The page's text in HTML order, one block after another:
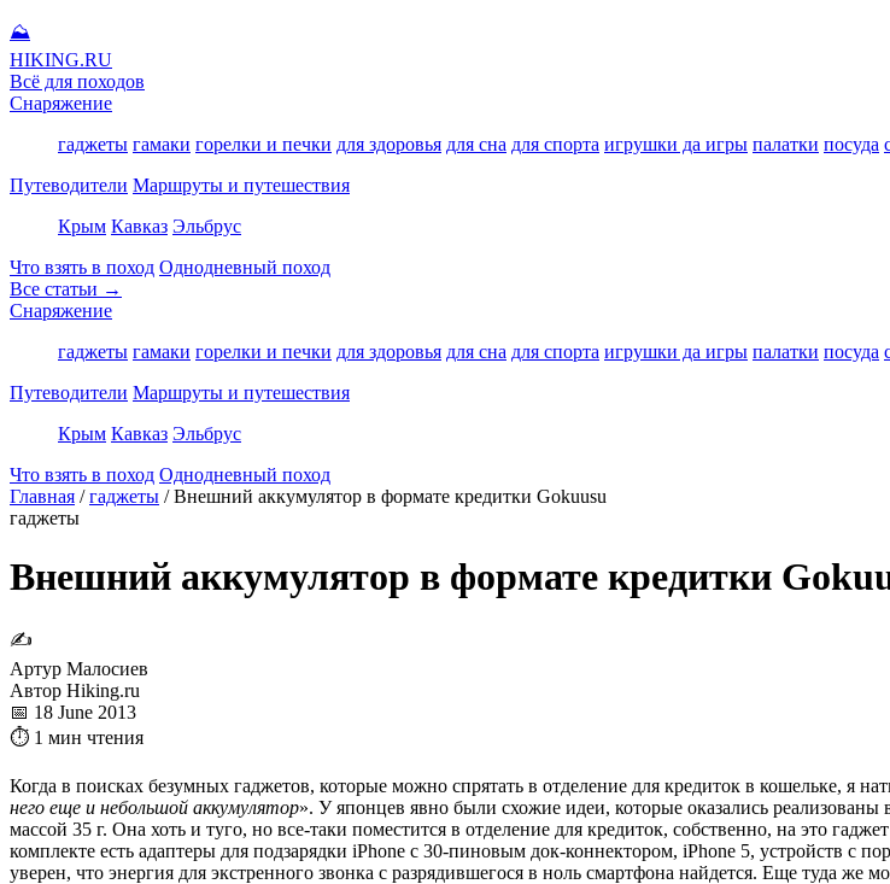
⛰
HIKING.RU
Всё для походов
Снаряжение
гаджеты гамаки горелки и печки для здоровья для сна для спорта игрушки да игры палатки посуда
Путеводители Маршруты и путешествия
Крым Кавказ Эльбрус
Что взять в поход Однодневный поход
Все статьи →
Снаряжение
гаджеты гамаки горелки и печки для здоровья для сна для спорта игрушки да игры палатки посуда
Путеводители Маршруты и путешествия
Крым Кавказ Эльбрус
Что взять в поход Однодневный поход
Главная / гаджеты / Внешний аккумулятор в формате кредитки Gokuusu
гаджеты
Внешний аккумулятор в формате кредитки
✍
Артур Малосиев
Автор Hiking.ru
📅 18 June 2013
⏱ 1 мин чтения
Когда в поисках безумных гаджетов, которые можно спрятать в отделение для кредиток в кошельке, я
него еще и небольшой аккумулятор». У японцев явно были схожие идеи, которые оказались реализованы
массой 35 г. Она хоть и туго, но все-таки поместится в отделение для кредиток, собственно, на это
комплекте есть адаптеры для подзарядки iPhone с 30-пиновым док-коннектором, iPhone 5, устройств с
уверен, что энергия для экстренного звонка с разрядившегося в ноль смартфона найдется. Еще туда же